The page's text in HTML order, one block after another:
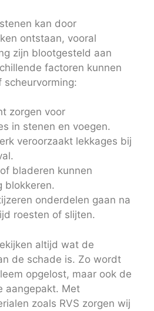
kan door
ontstaan, vooral
zijn blootgesteld aan
factoren kunnen
zorgen voor
in stenen en voegen.
veroorzaakt lekkages bij
bladeren kunnen
blokkeren.
onderdelen gaan na
roesten of slijten.
altijd wat de
de schade is. Zo wordt
opgelost, maar ook de
aangepakt. Met
zoals RVS zorgen wij